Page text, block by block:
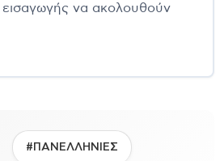
εισαγωγής να ακολουθούν
#ΠΑΝΕΛΛΗΝΙΕΣ